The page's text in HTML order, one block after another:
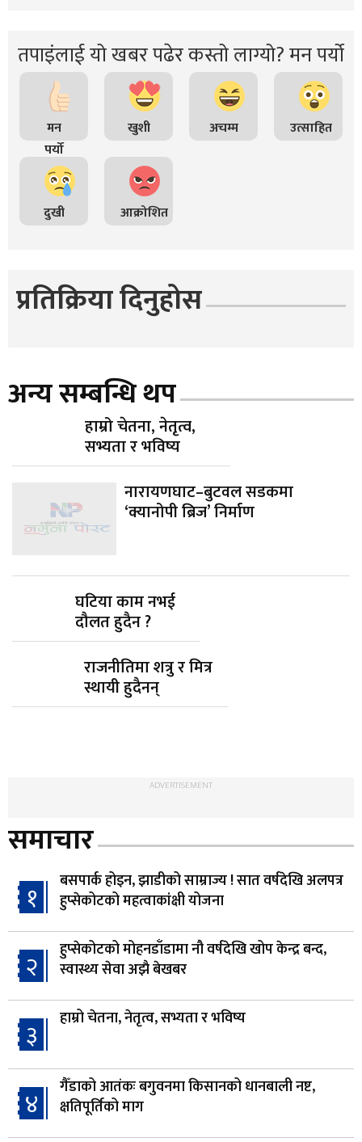
तपाइंलाई यो खबर पढेर कस्तो लाग्यो? मन पर्यो
मन
पर्यो
खुशी अचम्म उत्साहित
दुखी आक्रोशित
प्रतिक्रिया दिनुहोस
अन्य सम्बन्धि थप
हाम्रो चेतना, नेतृत्व,
सभ्यता र भविष्य
नारायणघाट–बुटवल सडकमा
‘क्यानोपी ब्रिज’ निर्माण
घटिया काम नभई
दौलत हुदैन ?
राजनीतिमा शत्रु र मित्र
स्थायी हुदैनन्
ADVERTISEMENT
समाचार
१
बसपार्क होइन, झाडीको साम्राज्य ! सात वर्षदेखि अलपत्र
हुप्सेकोटको महत्वाकांक्षी योजना
२
हुप्सेकोटको मोहनडाँडामा नौ वर्षदेखि खोप केन्द्र बन्द,
स्वास्थ्य सेवा अझै बेखबर
३ हाम्रो चेतना, नेतृत्व, सभ्यता र भविष्य
४
गैँडाको आतंकः बगुवनमा किसानको धानबाली नष्ट,
क्षतिपूर्तिको माग